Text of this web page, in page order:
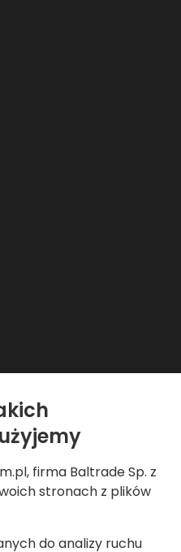
firma Baltrade Sp. z
stronach z plików
do analizy ruchu